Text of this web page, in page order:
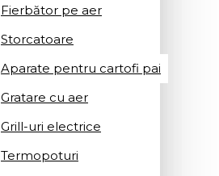
Fierbător pe aer
Storcatoare
Aparate pentru cartofi pai
Gratare cu aer
Grill-uri electrice
Termopoturi